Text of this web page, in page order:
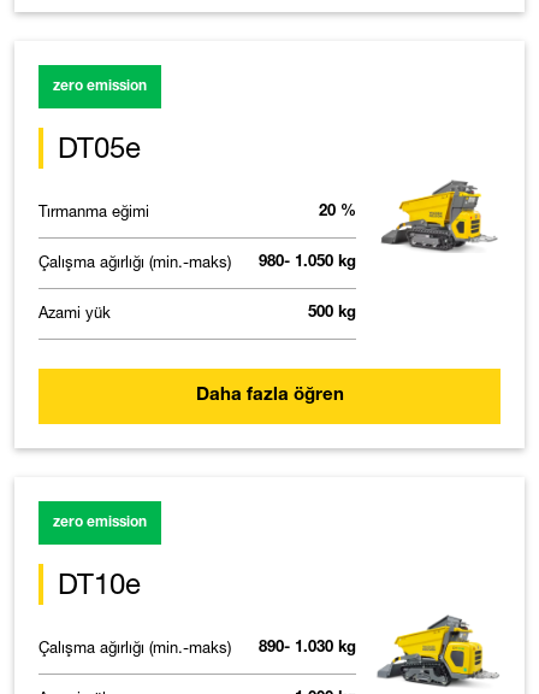
zero emission
DT05e
Tırmanma eğimi 20 %
Çalışma ağırlığı (min.-maks) 980- 1.050 kg
Azami yük 500 kg
Daha fazla öğren
zero emission
DT10e
Çalışma ağırlığı (min.-maks) 890- 1.030 kg